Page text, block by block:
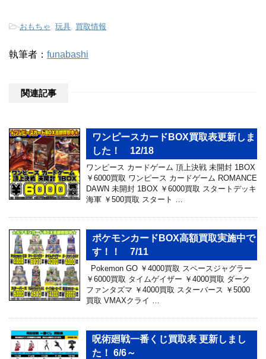
-おもちゃ, 玩具, 買取情報
執筆者： funabashi
関連記事
ワンピースカードBOX買取表更新しま
した！ 12/18
ワンピース カードゲーム 頂上決戦 未開封 1BOX
￥6000買取 ワンピース カードゲーム ROMANCE
DAWN 未開封 1BOX ￥6000買取 スタートデッキ
海軍 ￥500買取 スタート …
ポケモンカードBOX高額買取実施中で
す！！ 7/11
Pokemon GO ￥4000買取 スペースジャグラー
￥6000買取 タイムゲイザー ￥4000買取 ダーク
ファンタズマ ￥4000買取 スターバース ￥5000
買取 VMAXクライ …
呪術廻戦一番くじ買取表 更新しまし
た！ 6/6～